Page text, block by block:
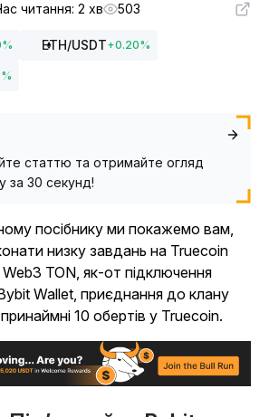
читання: 2 хв 503
% ETH/USDT+0.20%
%
статтю та отримайте огляд
за 30 секунд!
посібнику ми покажемо вам,
низку завдань на Truecoin
TON, як-от підключення
Wallet, приєднання до клану
10 обертів у Truecoin.